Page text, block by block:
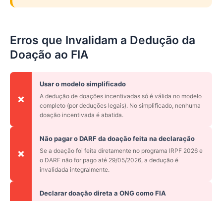
Erros que Invalidam a Dedução da
Doação ao FIA
❌
Usar o modelo simplificado
A dedução de doações incentivadas só é válida no modelo
completo (por deduções legais). No simplificado, nenhuma
doação incentivada é abatida.
❌
Não pagar o DARF da doação feita na declaração
Se a doação foi feita diretamente no programa IRPF 2026 e
o DARF não for pago até 29/05/2026, a dedução é
invalidada integralmente.
Declarar doação direta a ONG como FIA